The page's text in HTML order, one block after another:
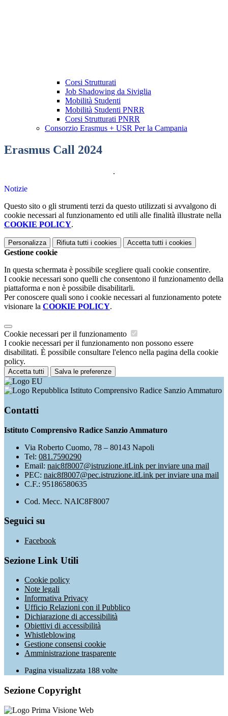
Corsi Strutturati
Job Shadowing da Siviglia
Mobilità Studenti
Mobilità Studenti PNRR
Corsi Strutturati PNRR
Consorzio Erasmus + USR Per la Campania
Erasmus Call 2024
.
Notizie
Questo sito o gli strumenti terzi da questo utilizzati si avvalgono di
cookie necessari al funzionamento ed utili alle finalità illustrate nella
COOKIE POLICY.
Personalizza Rifiuta tutti i cookies Accetta tutti i cookies
Gestione cookie
In questa schermata è possibile scegliere quali cookie consentire.
I cookie necessari sono quelli che consentono il funzionamento della
piattaforma e non è possibile disabilitarli.
Per conoscere quali sono i cookie necessari al funzionamento potete
visionare la COOKIE POLICY.
Cookie necessari per il funzionamento
I cookie necessari per il funzionamento non possono essere
disabilitati. È possibile consultare l'elenco nella pagina della cookie
policy.
Accetta tutti Salva le preferenze
Istituto Comprensivo Radice Sanzio Ammaturo
Contatti
Istituto Comprensivo Radice Sanzio Ammaturo
Via Roberto Cuomo, 78 – 80143 Napoli
Tel: 081.7590290
Email: naic8f8007@istruzione.itLink per inviare una mail
PEC: naic8f8007@pec.istruzione.itLink per inviare una mail
C.F.: 95186580635
Cod. Mecc. NAIC8F8007
Seguici su
Facebook
Sezione Link Utili
Cookie policy
Note legali
Informativa Privacy
Ufficio Relazioni con il Pubblico
Dichiarazione di accessibilità
Obiettivi di accessibilità
Whistleblowing
Gestione consensi cookie
Amministrazione trasparente
Pagina visualizzata 188 volte
Sezione Copyright